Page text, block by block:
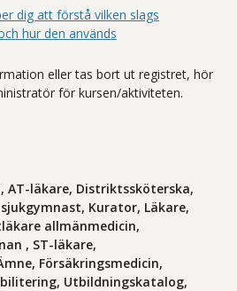
dig att förstå vilken slags
hur den används
eller tas bort ut registret, hör
för kursen/aktiviteten.
AT-läkare, Distriktssköterska,
Kurator, Läkare,
allmänmedicin,
, ST-läkare,
Försäkringsmedicin,
Utbildningskatalog,